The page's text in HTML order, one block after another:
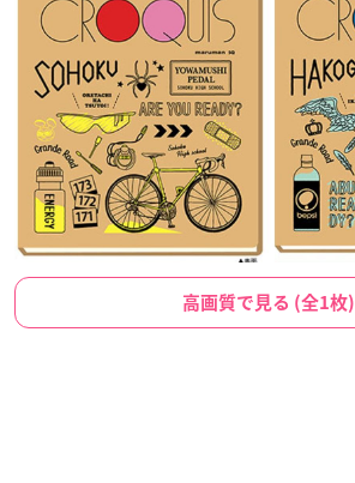
高画質で見る (全1枚)